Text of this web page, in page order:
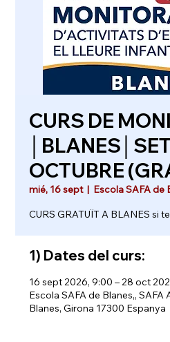
CURS DE
OCTUBRE
mié, 16 sept
  |
Escola SAFA de
CURS GRATUÏT A BLANES si
1) Dates del curs:
16 sept 2026, 9:00 – 28 oct
Escola SAFA de Blanes,, SAFA
Blanes, Girona 17300 Espanya